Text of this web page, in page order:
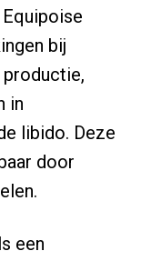
bij
in
libido. Deze
door
een